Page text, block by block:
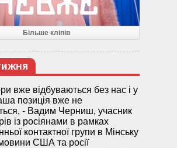
Більше кліпів
вже відбуваються без нас і у
позиція вже не
- Вадим Черниш, учасник
із росіянами в рамках
контактної групи в Мінську
США та росії